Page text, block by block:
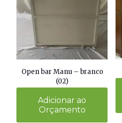
Open bar Manu – branco
(02)
Adicionar ao
Orçamento